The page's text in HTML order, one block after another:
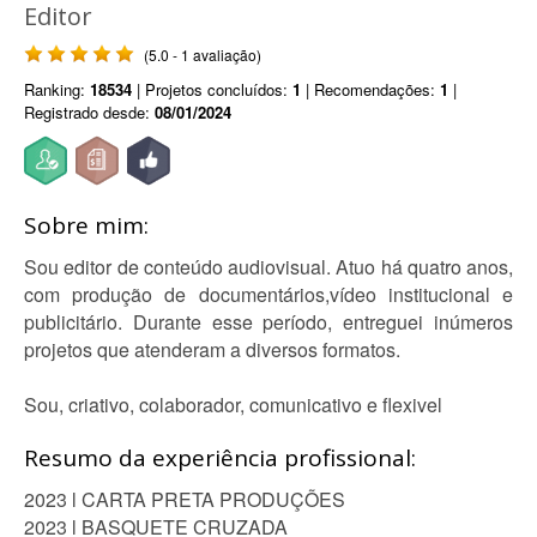
Editor
(5.0 - 1 avaliação)
Ranking: 18534 | Projetos concluídos: 1 | Recomendações: 1 |
Registrado desde: 08/01/2024
Sobre mim:
Sou editor de conteúdo audiovisual. Atuo há quatro anos,
com produção de documentários,vídeo institucional e
publicitário. Durante esse período, entreguei inúmeros
projetos que atenderam a diversos formatos.
Sou, criativo, colaborador, comunicativo e flexivel
Resumo da experiência profissional:
2023 l CARTA PRETA PRODUÇÕES
2023 l BASQUETE CRUZADA